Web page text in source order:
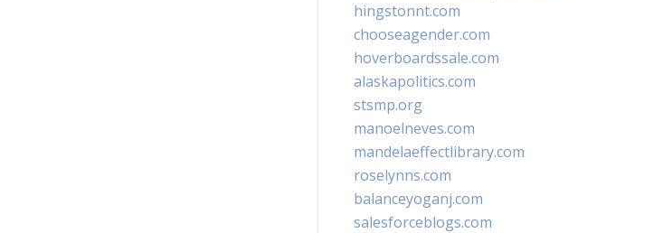
hingstonnt.com
chooseagender.com
hoverboardssale.com
alaskapolitics.com
stsmp.org
manoelneves.com
mandelaeffectlibrary.com
roselynns.com
balanceyoganj.com
salesforceblogs.com